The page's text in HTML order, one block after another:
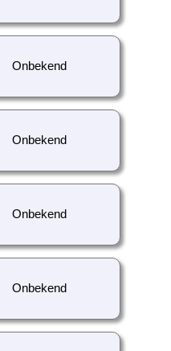
Onbekend
Onbekend
Onbekend
Onbekend